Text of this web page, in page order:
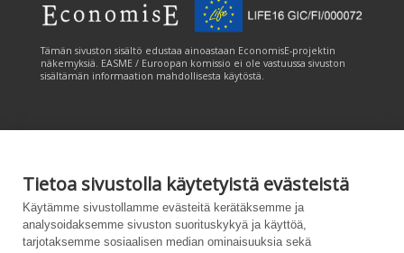
Tietoa sivustolla käytetyistä evästeistä
Käytämme sivustollamme evästeitä kerätäksemme ja
analysoidaksemme sivuston suorituskykyä ja käyttöä,
tarjotaksemme sosiaalisen median ominaisuuksia sekä
Tämän sivuston sisältö edustaa ainoastaan EconomisE-projektin
näkemyksiä. EASME / Euroopan komissio ei ole vastuussa sivuston
sisältämän informaation mahdollisesta käytöstä.
Tämän sivuston tuottamiseen on saatu rahoitusta Euroopan unionin
LIFE-ohjelmasta. Tämän sivuston sisältö edustaa ainoastaan
CANEMURE-hankkeen näkemyksiä ja EASME/EU:n komissio ei ole
vastuussa sivuston sisältämän informaation mahdollisesta käytöstä.